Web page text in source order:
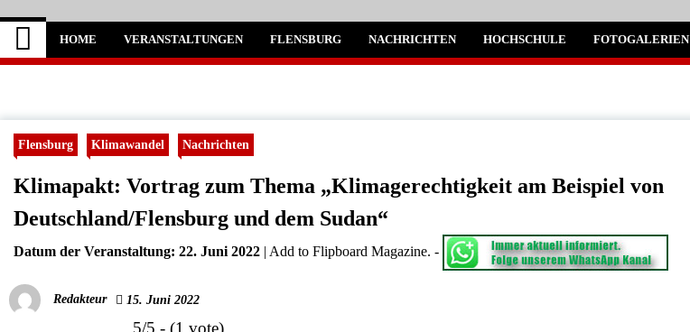
Flensburg-Szene Nachrichten
Nachrichten für Flensburg und Umgebung
HOME VERANSTALTUNGEN FLENSBURG NACHRICHTEN HOCHSCHULE FOTOGALERIEN
Flensburg Klimawandel Nachrichten
Klimapakt: Vortrag zum Thema „Klimagerechtigkeit am Beispiel von
Deutschland/Flensburg und dem Sudan“
Datum der Veranstaltung: 22. Juni 2022 | Add to Flipboard Magazine. -
Redakteur 15. Juni 2022
5/5 - (1 vote)